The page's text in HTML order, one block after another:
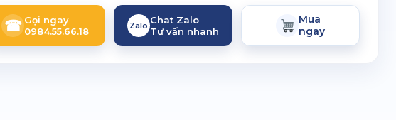
☎ Gọi ngay
0984.55.66.18
Zalo Chat Zalo
Tư vấn nhanh
Mua
ngay